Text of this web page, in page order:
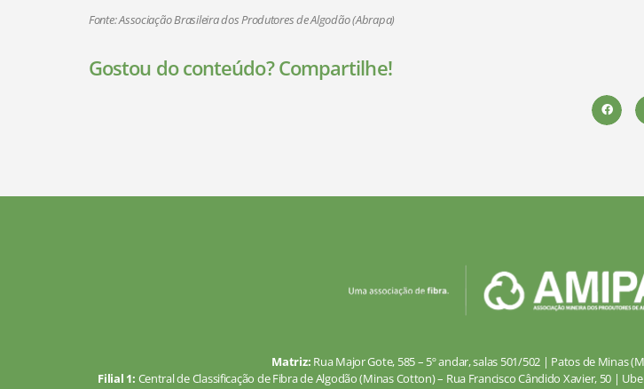
Fonte: Associação Brasileira dos Produtores de Algodão (Abrapa)
Gostou do conteúdo? Compartilhe!
Matriz: Rua Major Gote, 585 – 5º andar, salas 501/502 | Patos de Minas
Filial 1: Central de Classificação de Fibra de Algodão (Minas Cotton) – Rua Francisco Cândido Xavier, 50 |